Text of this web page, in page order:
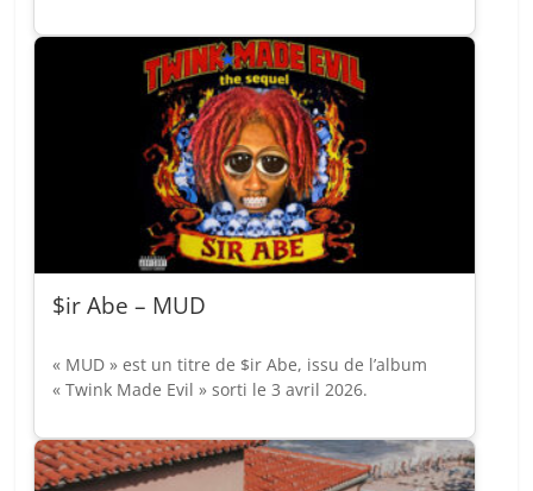
$ir Abe – MUD
« MUD » est un titre de $ir Abe, issu de l’album
« Twink Made Evil » sorti le 3 avril 2026.